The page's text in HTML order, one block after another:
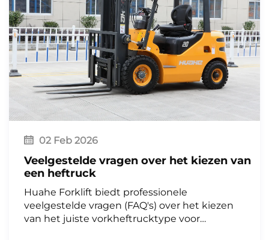
technische parameters vinden op onze officiële
website of door te bellen naar de
klantenservicehotline. Het Huahe-team staat altijd
klaar om u professioneel advies en op maat gemaakte
diensten te bieden.
Zoekwoorden: Huahe-opslagapparatuur, elektrisch
heftruckvoertuig, elektrische pallettruck, reachtruck,
heftruck voor opslag met lithiumbatterij, logistieke
opslagapparatuur, intelligente hefoplossing, Zhejiang
02 Feb 2026
Veelgestelde vragen over het kiezen van
een heftruck
Huahe Forklift biedt professionele
veelgestelde vragen (FAQ's) over het kiezen
van het juiste vorkheftrucktype voor